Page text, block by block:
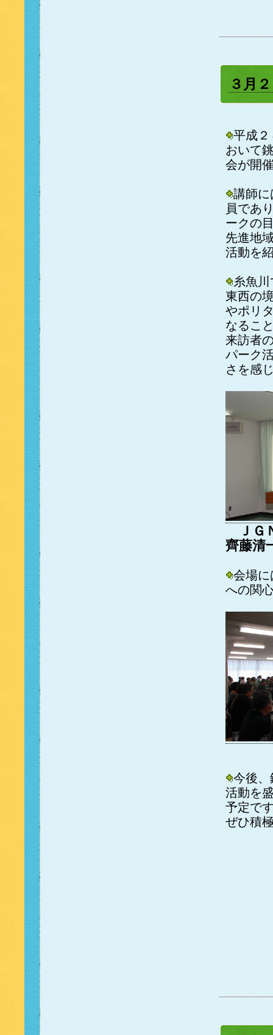
３月
平成２
おいて
会が開
講師に
員であ
ークの
先進地
活動を
糸魚
東西の
やポリ
なるこ
来訪者
パーク
さを感
ＪＧ
齊藤清
会場に
への関
今後、
活動を
予定で
ぜひ積